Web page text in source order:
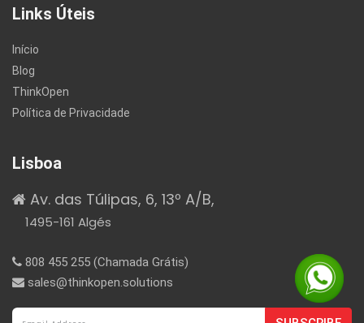
Links Úteis
Início
Blog
ThinkOpen
Política de Privacidade
Lisboa
Av. das Túlipas, 6, 13º A/B,
1495-161 Algés
808 455 255 (Chamada Grátis)
sales@thinkopen.solutions